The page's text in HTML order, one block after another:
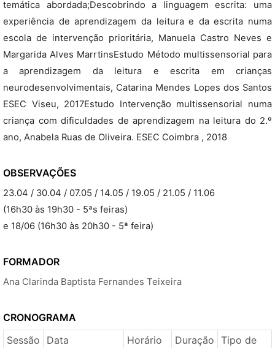
temática abordada;Descobrindo a linguagem escrita: uma
experiência de aprendizagem da leitura e da escrita numa
escola de intervenção prioritária, Manuela Castro Neves e
Margarida Alves MarrtinsEstudo Método multissensorial para
a aprendizagem da leitura e escrita em crianças
neurodesenvolvimentais, Catarina Mendes Lopes dos Santos
ESEC Viseu, 2017Estudo Intervenção multissensorial numa
criança com dificuldades de aprendizagem na leitura do 2.º
ano, Anabela Ruas de Oliveira. ESEC Coimbra , 2018
OBSERVAÇÕES
23.04 / 30.04 / 07.05 / 14.05 / 19.05 / 21.05 / 11.06
(16h30 às 19h30 - 5ªs feiras)
e 18/06 (16h30 às 20h30 - 5ª feira)
FORMADOR
Ana Clarinda Baptista Fernandes Teixeira
CRONOGRAMA
Sessão
Data Horário Duração Tipo de